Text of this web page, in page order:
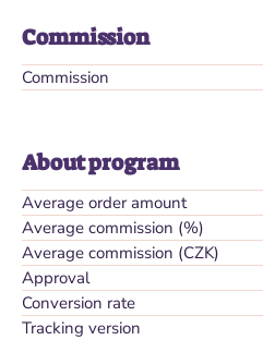
Commission
Commission
About program
Average order amount
Average commission (%)
Average commission (CZK)
Approval
Conversion rate
Tracking version